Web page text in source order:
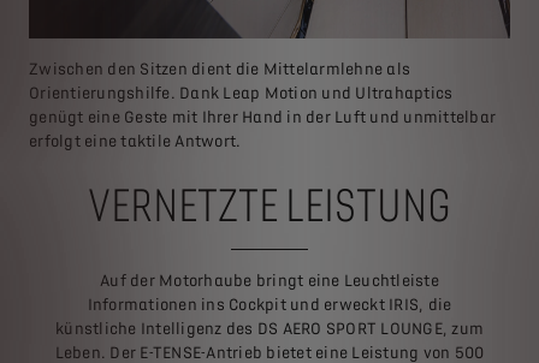
Zwischen den Sitzen dient die Mittelarmlehne als
Orientierungshilfe. Dank Leap Motion und Ultrahaptics
genügt eine Geste mit Ihrer Hand in der Luft und unmittelbar
erfolgt eine taktile Antwort.
VERNETZTE LEISTUNG
Auf der Motorhaube bringt eine Leuchtleiste
Informationen ins Cockpit und erweckt IRIS, die
künstliche Intelligenz des DS AERO SPORT LOUNGE, zum
Leben. Der E-TENSE-Antrieb bietet eine Leistung von 500